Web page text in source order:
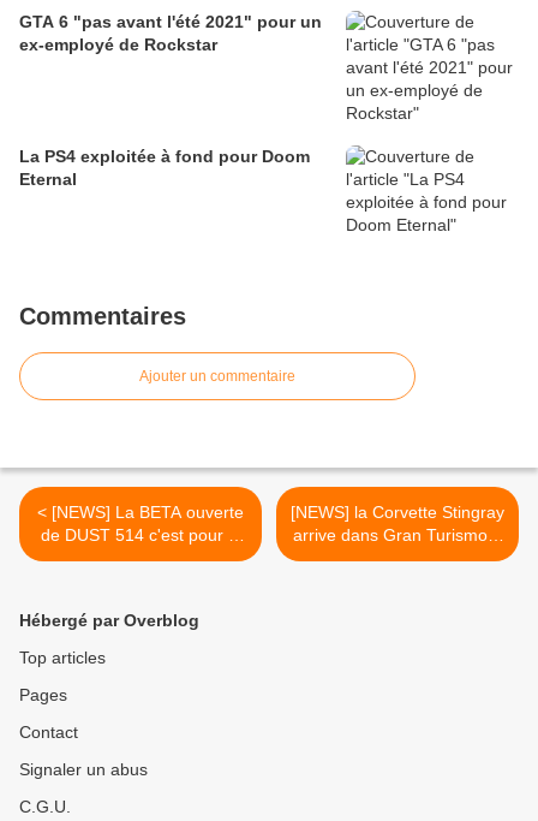
GTA 6 "pas avant l'été 2021" pour un
ex-employé de Rockstar
La PS4 exploitée à fond pour Doom
Eternal
Commentaires
Ajouter un commentaire
< [NEWS] La BETA ouverte
de DUST 514 c'est pour le
22 janvier
[NEWS] la Corvette Stingray
arrive dans Gran Turismo 5
>
Hébergé par Overblog
Top articles
Pages
Contact
Signaler un abus
C.G.U.